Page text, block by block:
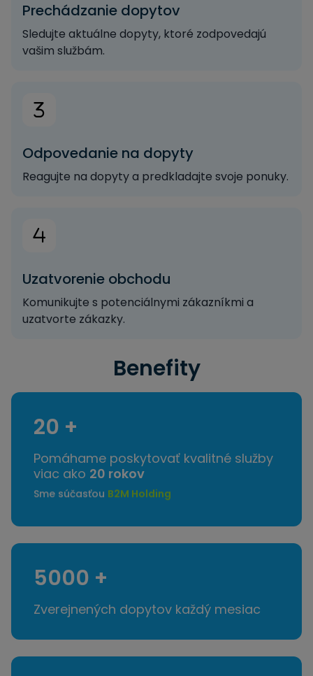
Prechádzanie dopytov
Sledujte aktuálne dopyty, ktoré zodpovedajú
vašim službám.
Odpovedanie na dopyty
Reagujte na dopyty a predkladajte svoje ponuky.
Uzatvorenie obchodu
Komunikujte s potenciálnymi zákazníkmi a
uzatvorte zákazky.
Benefity
20 +
Pomáhame poskytovať kvalitné služby
viac ako 20 rokov
Sme súčasťou B2M Holding
5000 +
Zverejnených dopytov každý mesiac